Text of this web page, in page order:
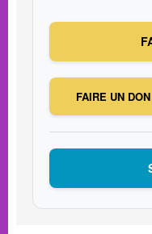
FAIRE UN